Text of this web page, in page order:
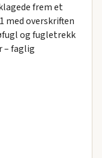
frem et
med overskriften
og fugletrekk
– faglig